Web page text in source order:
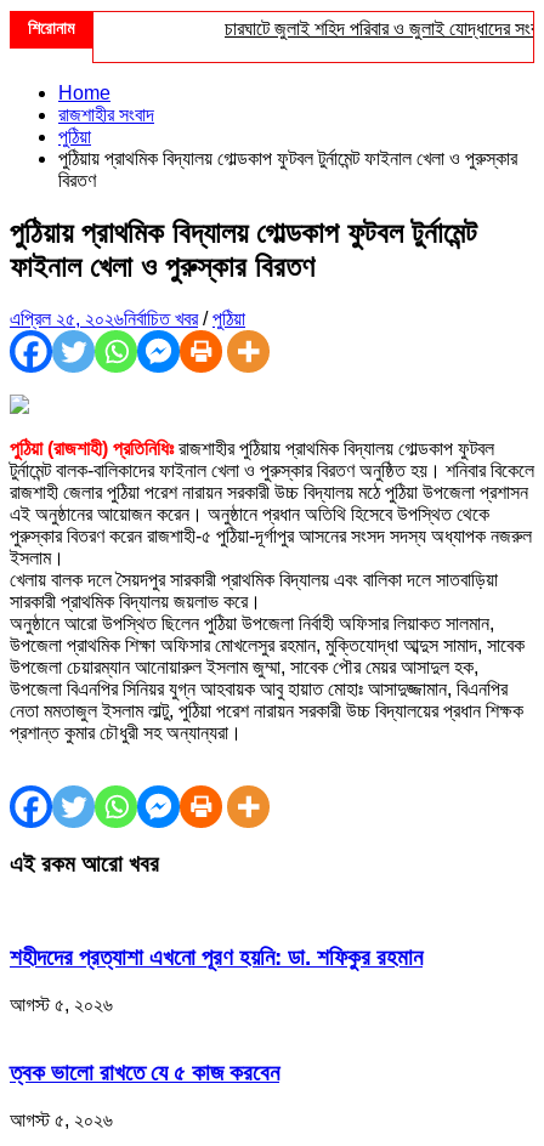
শিরোনাম চারঘাটে জুলাই শহিদ পরিবার ও জুলাই যোদ্ধাদের সংবর্ধনা
Home
রাজশাহীর সংবাদ
পুঠিয়া
পুঠিয়ায় প্রাথমিক বিদ্যালয় গোল্ডকাপ ফুটবল টুর্নামেন্ট ফাইনাল খেলা ও পুরুস্কার
বিরতণ
পুঠিয়ায় প্রাথমিক বিদ্যালয় গোল্ডকাপ ফুটবল টুর্নামেন্ট
ফাইনাল খেলা ও পুরুস্কার বিরতণ
এপ্রিল ২৫, ২০২৬নির্বাচিত খবর/পুঠিয়া
পুঠিয়া (রাজশাহী) প্রতিনিধিঃরাজশাহীর পুঠিয়ায় প্রাথমিক বিদ্যালয় গোল্ডকাপ ফুটবল
টুর্নামেন্ট বালক-বালিকাদের ফাইনাল খেলা ও পুরুস্কার বিরতণ অনুষ্ঠিত হয়। শনিবার বিকেলে
রাজশাহী জেলার পুঠিয়া পরেশ নারায়ন সরকারী উচ্চ বিদ্যালয় মঠে পুঠিয়া উপজেলা প্রশাসন
এই অনুষ্ঠানের আয়োজন করেন। অনুষ্ঠানে প্রধান অতিথি হিসেবে উপস্থিত থেকে
পুরুস্কার বিতরণ করেন রাজশাহী-৫ পুঠিয়া-দূর্গাপুর আসনের সংসদ সদস্য অধ্যাপক নজরুল
ইসলাম।
খেলায় বালক দলে সৈয়দপুর সারকারী প্রাথমিক বিদ্যালয় এবং বালিকা দলে সাতবাড়িয়া
সারকারী প্রাথমিক বিদ্যালয় জয়লাভ করে।
অনুষ্ঠানে আরো উপস্থিত ছিলেন পুঠিয়া উপজেলা নির্বাহী অফিসার লিয়াকত সালমান,
উপজেলা প্রাথমিক শিক্ষা অফিসার মোখলেসুর রহমান, মুক্তিযোদ্ধা আব্দুস সামাদ, সাবেক
উপজেলা চেয়ারম্যান আনোয়ারুল ইসলাম জুম্মা, সাবেক পৌর মেয়র আসাদুল হক,
উপজেলা বিএনপির সিনিয়র যুগ্ন আহবায়ক আবু হায়াত মোহাঃ আসাদুজ্জামান, বিএনপির
নেতা মমতাজুল ইসলাম লাল্টু, পুঠিয়া পরেশ নারায়ন সরকারী উচ্চ বিদ্যালয়ের প্রধান শিক্ষক
প্রশান্ত কুমার চৌধুরী সহ অন্যান্যরা।
এই রকম আরো খবর
শহীদদের প্রত্যাশা এখনো পূরণ হয়নি: ডা. শফিকুর রহমান
আগস্ট ৫, ২০২৬
ত্বক ভালো রাখতে যে ৫ কাজ করবেন
আগস্ট ৫, ২০২৬